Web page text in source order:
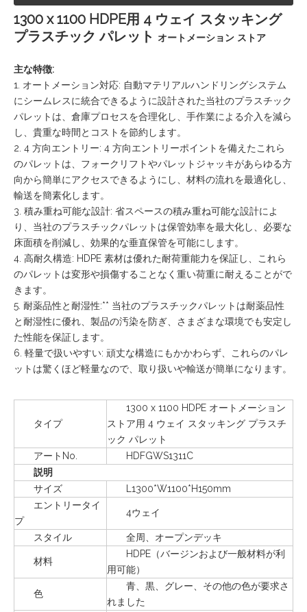
1300 x 1100 HDPE用 4 ウェイ スタッキング
プラスチック パレット オートメーション ストア
主な特徴:
1. オートメーション対応: 自動マテリアルハンドリングシステム
にシームレスに統合できるように設計された当社のプラスチック
パレットは、倉庫プロセスを合理化し、手作業による介入を減ら
し、貴重な時間とコストを節約します。
2. 4 方向エントリー: 4 方向エントリーポイントを備えたこれら
のパレットは、フォークリフトやパレットジャッキがあらゆる方
向から簡単にアクセスできるようにし、材料の流れを最適化し、
輸送を簡素化します。
3. 積み重ね可能な設計: 省スペースの積み重ね可能な設計によ
り、当社のプラスチックパレットは保管効率を最大化し、必要な
床面積を削減し、効果的な垂直保管を可能にします。
4. 高耐久構造: HDPE 素材は優れた耐荷重能力を保証し、これら
のパレットは変形や損傷することなく重い荷重に耐えることがで
きます。
5. 耐薬品性と耐湿性:** 当社のプラスチックパレットは耐薬品性
と耐湿性に優れ、製品の汚染を防ぎ、さまざまな環境でも安定し
た性能を保証します。
6. 軽量で扱いやすい: 頑丈な構造にもかかわらず、これらのパレ
ットは驚くほど軽量なので、取り扱いや輸送が簡単になります。
タイプ
1300 x 1100 HDPE オートメーション
ストア用 4 ウェイ スタッキング プラスチ
ック パレット
アートNo.
HDFGWS1311C
説明
サイズ
L1300*W1100*H150mm
エントリータイ
プ
4ウェイ
スタイル 全周、オープンデッキ
材料
HDPE（バージンおよび一般材料が利
用可能）
色
青、黒、グレー、その他の色が要求さ
れました